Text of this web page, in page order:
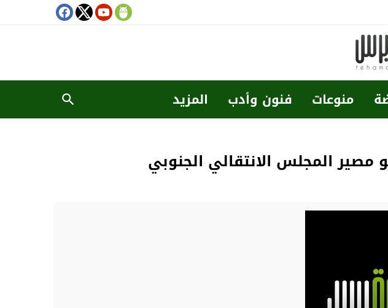
منوعات فنون وأدب المزيد
المجلس الانتقالي الجنوبي